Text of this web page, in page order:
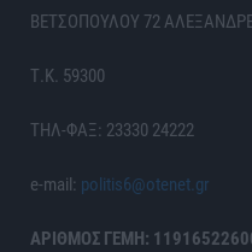
ΒΕΤΣΟΠΟΥΛΟΥ 72
Τ.Κ. 59300
ΤΗΛ-ΦΑΞ: 23330 24222
e-mail: politis6@otenet.gr
ΑΡΙΘΜΟΣ ΓΕΜΗ: